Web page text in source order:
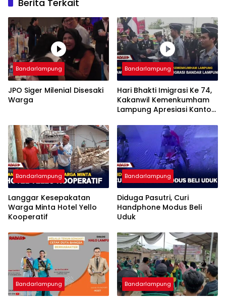
Berita Terkait
Bandarlampung
JPO Siger Milenial Disesaki
Warga
Bandarlampung
Hari Bhakti Imigrasi Ke 74,
Kakanwil Kemenkumham
Lampung Apresiasi Kantor
Bandarlampung
Langgar Kesepakatan
Warga Minta Hotel Yello
Kooperatif
Bandarlampung
Diduga Pasutri, Curi
Handphone Modus Beli
Uduk
Bandarlampung Bandarlampung